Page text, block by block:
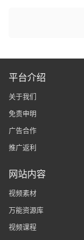
平台介绍
关于我们
免责申明
广告合作
推广返利
网站内容
视频素材
万能资源库
视频课程